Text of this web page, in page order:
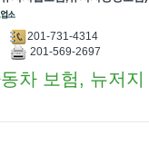
201-731-4314
201-569-2697
차 보험, 뉴저